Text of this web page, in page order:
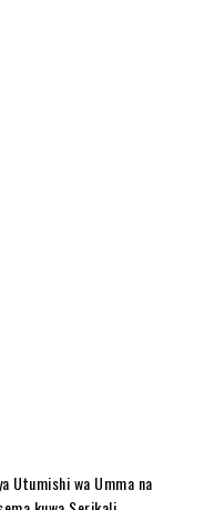
Utumishi wa Umma na